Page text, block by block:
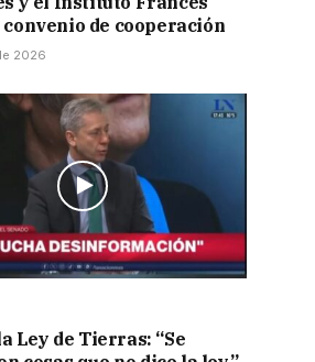
de cooperación
2026
Ley de Tierras: “Se